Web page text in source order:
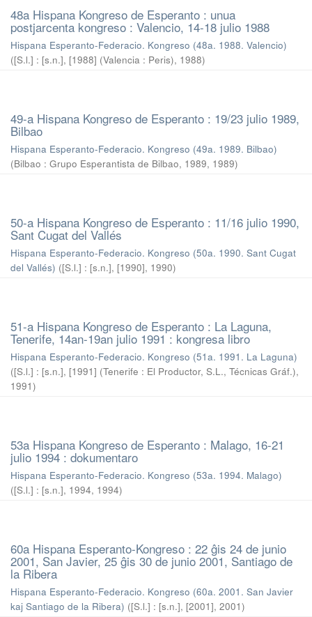
48a Hispana Kongreso de Esperanto : unua
postjarcenta kongreso : Valencio, 14-18 julio 1988
Hispana Esperanto-Federacio. Kongreso (48a. 1988. Valencio)
([S.l.] : [s.n.], [1988] (Valencia : Peris), 1988)
49-a Hispana Kongreso de Esperanto : 19/23 julio 1989,
Bilbao
Hispana Esperanto-Federacio. Kongreso (49a. 1989. Bilbao)
(Bilbao : Grupo Esperantista de Bilbao, 1989, 1989)
50-a Hispana Kongreso de Esperanto : 11/16 julio 1990,
Sant Cugat del Vallés
Hispana Esperanto-Federacio. Kongreso (50a. 1990. Sant Cugat
del Vallés) ([S.l.] : [s.n.], [1990], 1990)
51-a Hispana Kongreso de Esperanto : La Laguna,
Tenerife, 14an-19an julio 1991 : kongresa libro
Hispana Esperanto-Federacio. Kongreso (51a. 1991. La Laguna)
([S.l.] : [s.n.], [1991] (Tenerife : El Productor, S.L., Técnicas Gráf.),
1991)
53a Hispana Kongreso de Esperanto : Malago, 16-21
julio 1994 : dokumentaro
Hispana Esperanto-Federacio. Kongreso (53a. 1994. Malago)
([S.l.] : [s.n.], 1994, 1994)
60a Hispana Esperanto-Kongreso : 22 ĝis 24 de junio
2001, San Javier, 25 ĝis 30 de junio 2001, Santiago de
la Ribera
Hispana Esperanto-Federacio. Kongreso (60a. 2001. San Javier
kaj Santiago de la Ribera) ([S.l.] : [s.n.], [2001], 2001)